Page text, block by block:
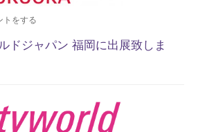
トをする
ドジャパン 福岡に出展致しま